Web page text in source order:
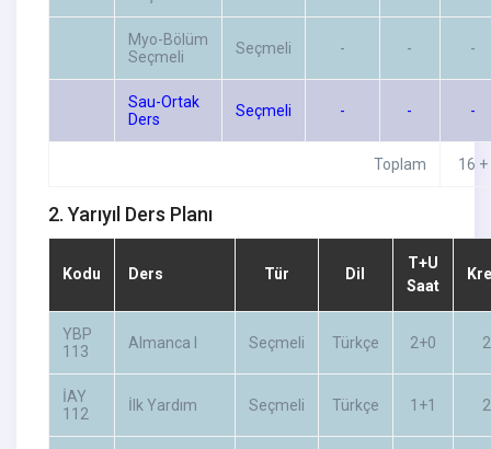
Myo-Bölüm
Seçmeli
Seçmeli - - -
Sau-Ortak
Ders
Seçmeli - - -
Toplam 16 +
2. Yarıyıl Ders Planı
Kodu Ders Tür Dil
T+U
Saat
YBP
113
Almanca I Seçmeli Türkçe 2+0 2
İAY
112
İlk Yardım Seçmeli Türkçe 1+1 2